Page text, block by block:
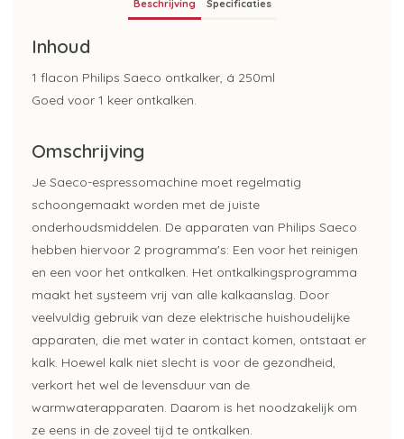
Beschrijving Specificaties
Inhoud
1 flacon Philips Saeco ontkalker, á 250ml
Goed voor 1 keer ontkalken.
Omschrijving
Je Saeco-espressomachine moet regelmatig
schoongemaakt worden met de juiste
onderhoudsmiddelen. De apparaten van Philips Saeco
hebben hiervoor 2 programma's: Een voor het reinigen
en een voor het ontkalken. Het ontkalkingsprogramma
maakt het systeem vrij van alle kalkaanslag. Door
veelvuldig gebruik van deze elektrische huishoudelijke
apparaten, die met water in contact komen, ontstaat er
kalk. Hoewel kalk niet slecht is voor de gezondheid,
verkort het wel de levensduur van de
warmwaterapparaten. Daarom is het noodzakelijk om
ze eens in de zoveel tijd te ontkalken.